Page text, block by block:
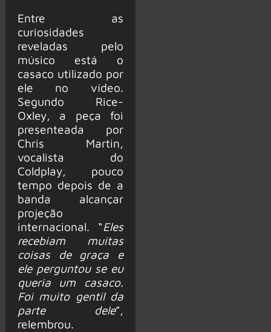
Entre as
curiosidades
reveladas pelo
músico está o
casaco utilizado por
ele no vídeo.
Segundo Rice-
Oxley, a peça foi
presenteada por
Chris Martin,
vocalista do
Coldplay, pouco
tempo depois de a
banda alcançar
projeção
internacional. “Eles
recebiam muitas
coisas de graça e
ele perguntou se eu
queria um casaco.
Foi muito gentil da
parte dele”,
relembrou.